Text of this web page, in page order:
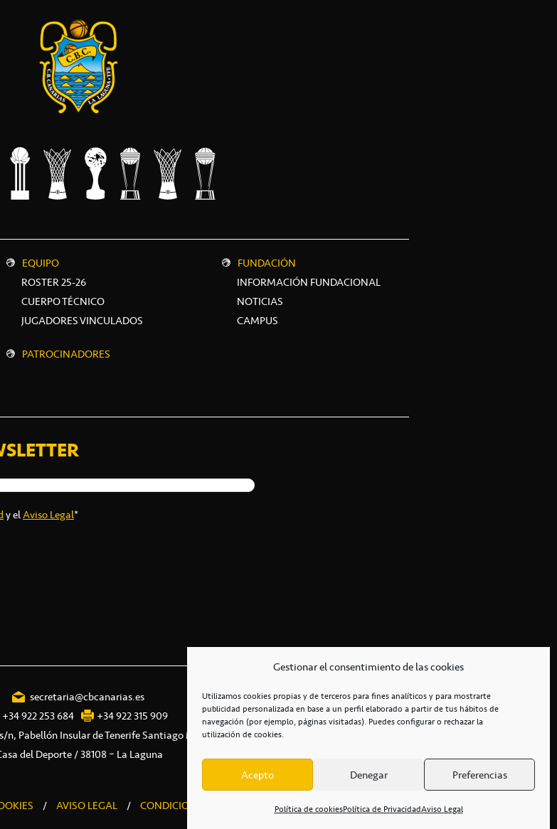
Gestionar el consentimiento de las cookies
Utilizamos cookies propias y de terceros para fines analíticos y para mostrarte
publicidad personalizada en base a un perfil elaborado a partir de tus hábitos de
navegación (por ejemplo, páginas visitadas). Puedes configurar o rechazar la
utilización de cookies.
Acepto Denegar Preferencias
Política de cookiesPolítica de PrivacidadAviso Legal
EQUIPO
ROSTER 25-26
CUERPO TÉCNICO
JUGADORES VINCULADOS
PATROCINADORES
FUNDACIÓN
INFORMACIÓN FUNDACIONAL
NOTICIAS
CAMPUS
y elAviso Legal*
secretaria@cbcanarias.es
+34 922 253 684
+34 922 315 909
n, Pabellón Insular de Tenerife Santiago Martín
del Deporte / 38108 – La Laguna
/ AVISO LEGAL / CONDICIONES COMERCIALES / ACCESIBILIDAD